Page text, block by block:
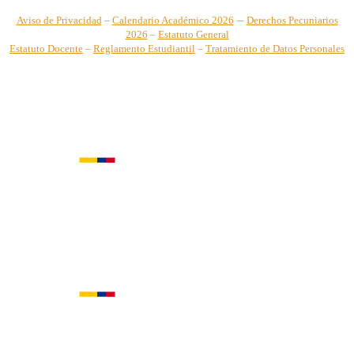
Aviso de Privacidad – Calendario Académico 2026 – Derechos Pecuniarios
2026 – Estatuto General
Estatuto Docente – Reglamento Estudiantil – Tratamiento de Datos Personales